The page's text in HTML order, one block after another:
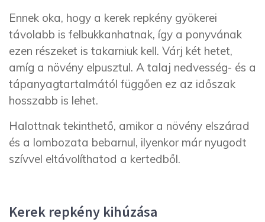
Ennek oka, hogy a kerek repkény gyökerei
távolabb is felbukkanhatnak, így a ponyvának
ezen részeket is takarniuk kell. Várj két hetet,
amíg a növény elpusztul. A talaj nedvesség- és a
tápanyagtartalmától függően ez az időszak
hosszabb is lehet.
Halottnak tekinthető, amikor a növény elszárad
és a lombozata bebarnul, ilyenkor már nyugodt
szívvel eltávolíthatod a kertedből.
Kerek repkény kihúzása